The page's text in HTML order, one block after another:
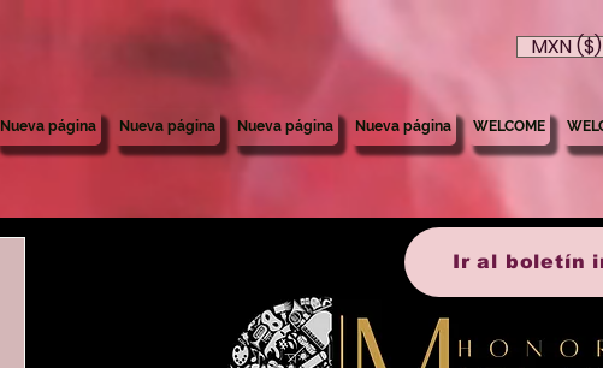
MXN ($)
Nueva página Nueva página Nueva página Nueva página WELCOME
Ir al boletín